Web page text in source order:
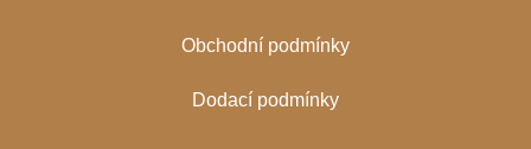
Obchodní podmínky
Dodací podmínky